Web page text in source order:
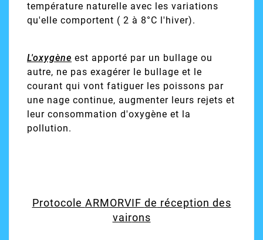
température naturelle avec les variations
qu'elle comportent ( 2 à 8°C l'hiver).
L'oxygène est apporté par un bullage ou
autre, ne pas exagérer le bullage et le
courant qui vont fatiguer les poissons par
une nage continue, augmenter leurs rejets et
leur consommation d'oxygène et la
pollution.
Protocole ARMORVIF de réception des
vairons